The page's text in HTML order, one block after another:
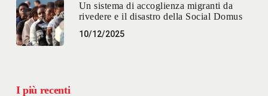
Un sistema di accoglienza migranti da
rivedere e il disastro della Social Domus
10/12/2025
I più recenti